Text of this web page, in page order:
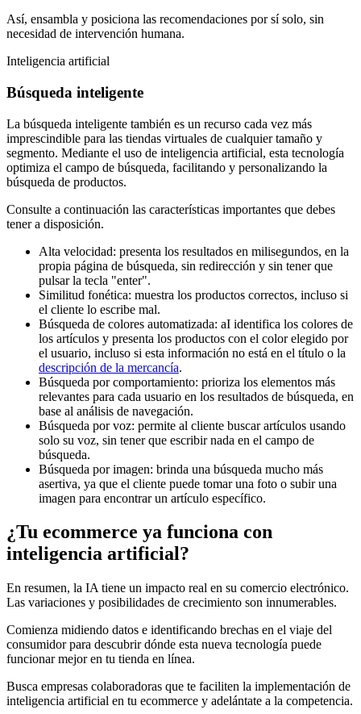
Así, ensambla y posiciona las recomendaciones por sí solo, sin
necesidad de intervención humana.
Inteligencia artificial
Búsqueda inteligente
La búsqueda inteligente también es un recurso cada vez más
imprescindible para las tiendas virtuales de cualquier tamaño y
segmento. Mediante el uso de inteligencia artificial, esta tecnología
optimiza el campo de búsqueda, facilitando y personalizando la
búsqueda de productos.
Consulte a continuación las características importantes que debes
tener a disposición.
Alta velocidad: presenta los resultados en milisegundos, en la
propia página de búsqueda, sin redirección y sin tener que
pulsar la tecla "enter".
Similitud fonética: muestra los productos correctos, incluso si
el cliente lo escribe mal.
Búsqueda de colores automatizada: aI identifica los colores de
los artículos y presenta los productos con el color elegido por
el usuario, incluso si esta información no está en el título o la
descripción de la mercancía.
Búsqueda por comportamiento: prioriza los elementos más
relevantes para cada usuario en los resultados de búsqueda, en
base al análisis de navegación.
Búsqueda por voz: permite al cliente buscar artículos usando
solo su voz, sin tener que escribir nada en el campo de
búsqueda.
Búsqueda por imagen: brinda una búsqueda mucho más
asertiva, ya que el cliente puede tomar una foto o subir una
imagen para encontrar un artículo específico.
¿Tu ecommerce ya funciona con
inteligencia artificial?
En resumen, la IA tiene un impacto real en su comercio electrónico.
Las variaciones y posibilidades de crecimiento son innumerables.
Comienza midiendo datos e identificando brechas en el viaje del
consumidor para descubrir dónde esta nueva tecnología puede
funcionar mejor en tu tienda en línea.
Busca empresas colaboradoras que te faciliten la implementación de
inteligencia artificial en tu ecommerce y adelántate a la competencia.